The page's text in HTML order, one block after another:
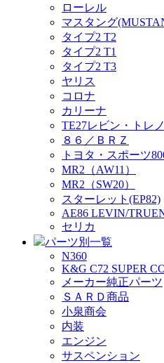
ローレル
マスタング
タイプ2 T2
タイプ2 T1
タイプ2 T3
ヤリス
コロナ
カリーナ
TE27レビン・トレノ
８６／ＢＲＺ
トヨタ・スポーツ
MR2（AW11）
MR2（SW20）
スターレット(EP82)
AE86 LEVIN/
セリカ
パーツ別一覧
N360
K&G C72 SUPER
メーカー純正パーツ
ＳＡＲＤ商品
小泉商会
内装
エンジン
サスペンション